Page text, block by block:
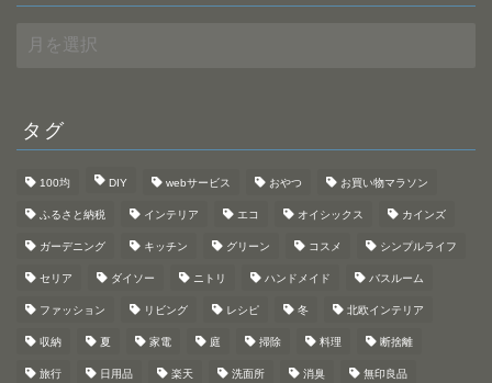
ー
ブ
タグ
100均 DIY webサービス おやつ お買い物マラソン
ふるさと納税 インテリア エコ オイシックス カインズ
ガーデニング キッチン グリーン コスメ シンプルライフ
セリア ダイソー ニトリ ハンドメイド バスルーム
ファッション リビング レシピ 冬 北欧インテリア
収納 夏 家電 庭 掃除 料理 断捨離
旅行 日用品 楽天 洗面所 消臭 無印良品